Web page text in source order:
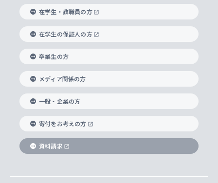
経済学部
外国語学部
総合グローバル学部
国際教養学部
理工学部
Futures） – 持続可能な未来を考える６学科連携
身体知
思考と表現
データサイエンス
グローバル教育センター
上智大学で学ぶ
海外で学ぶ
学びのサポート
大学院
神学研究科
実践宗教学研究科
総合人間科学研究科
助産学専攻科
生涯学習
国際言語情報研究所
グローバル・コンサーン研究所
比較文化研究所
ヨーロッパ研究所
アジア文化研究所
アメリカ・カナダ研究所
研究支援制度
重点領域研究・自由課題研究
研究活動に関する法令・研究費の使用について
ボランティア活動
学生の相談窓口
心身の健康相談
ハラスメント防止の取り組み
障がいのある学生への支援
キャリア形成サポート
キャリア形成支援プログラム
就職（内定先）・進路統計
企業の採用ご担当者様へのご案内
住まいのサポート
科目等履修生
研究生・外国人特別研究生・国費留学生
交換留学生(海外大学から上智大学で学ぶ)
ノンディグリー生
Sophia Short-term Program受講生
学費・奨学金
学部入学前に出願する奨学金
学長・副学長紹介
上智大学の精神
上智大学の理念
上智大学の沿革
ソフィア・アーカイブズ
上智大学とカトリック
グローバルエンゲージメント
上智大学を訪れた世界の知性
国連Weeks・アフリカWeeks
ダイバーシティ＆サステナビリティへの取り組み
上智大学公式ソーシャルメディア
学校法人上智学院について
数字で見る上智大学
上智大学のネットワーク
上智大学の出版物
在学生・教職員の方
在学生の保証人の方
卒業生の方
メディア関係の方
一般・企業の方
寄付をお考えの方
資料請求